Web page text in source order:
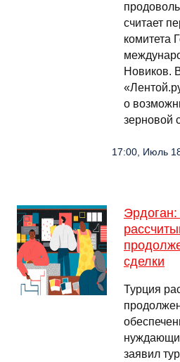
считает
комитета
Новиков.
о
зерновой
17:00, Июль
Эрдоган:
сделки
Турция
заявил